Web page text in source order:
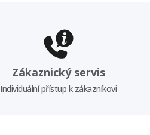
Zákaznický servis
Individuální přístup k zákazníkovi